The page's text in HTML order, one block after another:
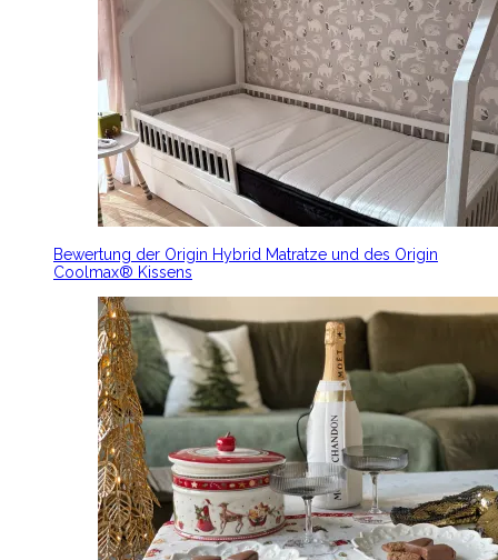
Bewertung der Origin Hybrid Matratze und des Origin
Coolmax® Kissens